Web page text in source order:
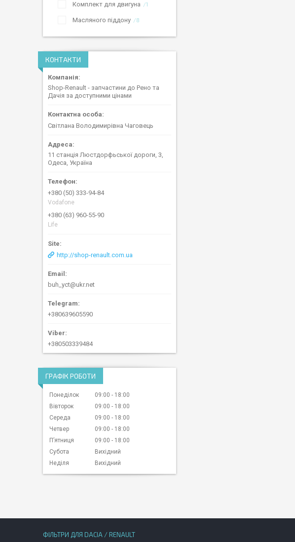
Комплект для двигуна 1
Масляного піддону 8
КОНТАКТИ
Shop-Renault - запчастини до Рено та
Дачія за доступними цінами
Світлана Володимирівна Чаговець
11 станція Люстдорфьської дороги, 3,
Одеса, Україна
+380 (50) 333-94-84
Vodafone
+380 (63) 960-55-90
Life
http://shop-renault.com.ua
buh_yct@ukr.net
+380639605590
+380503339484
ГРАФІК РОБОТИ
Понеділок 09:00
18:00
Вівторок
09:00
18:00
Середа
09:00
18:00
Четвер
09:00
18:00
Пʼятниця
09:00
18:00
Субота
Вихідний
Неділя
Вихідний
ФІЛЬТРИ ДЛЯ DACIA / RENAULT